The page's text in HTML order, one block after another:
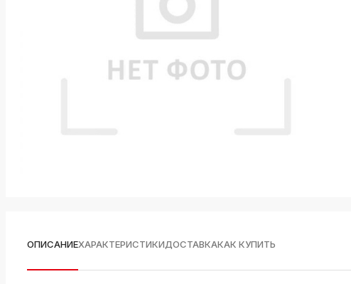
ksldkfjsdlfkjsls;ldfkgjsdl;kfkфыва
ksldkfjsdlfkjsls;ldfkgjsdl;kfkфыва
ОПИСАНИЕХАРАКТЕРИСТИКИДОСТАВКАКАК КУПИТЬ